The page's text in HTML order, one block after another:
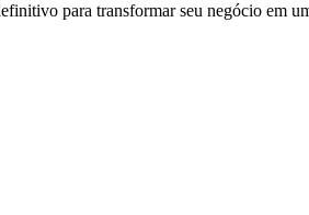
para transformar seu negócio em